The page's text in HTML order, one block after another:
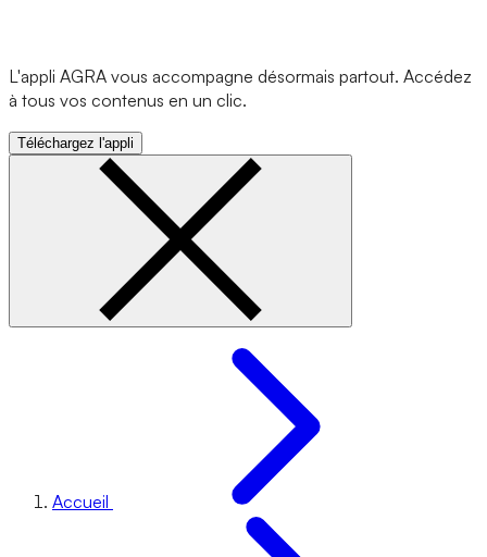
L'appli AGRA vous accompagne désormais partout. Accédez
à tous vos contenus en un clic.
Téléchargez l'appli
Accueil